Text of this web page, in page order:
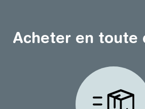
Acheter en toute